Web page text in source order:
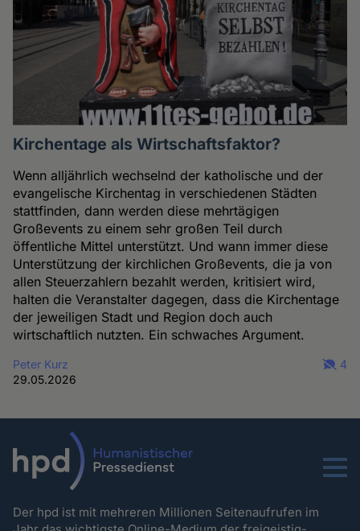
Kirchentage als Wirtschaftsfaktor?
Wenn alljährlich wechselnd der katholische und der
evangelische Kirchentag in verschiedenen Städten
stattfinden, dann werden diese mehrtägigen
Großevents zu einem sehr großen Teil durch
öffentliche Mittel unterstützt. Und wann immer diese
Unterstützung der kirchlichen Großevents, die ja von
allen Steuerzahlern bezahlt werden, kritisiert wird,
halten die Veranstalter dagegen, dass die Kirchentage
der jeweiligen Stadt und Region doch auch
wirtschaftlich nutzten. Ein schwaches Argument.
Peter Kurz
29.05.2026
4
Menu
Der hpd ist mit mehreren Millionen Seitenaufrufen im